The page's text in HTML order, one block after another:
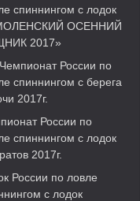
спиннингом с лодок
ОСЕННИЙ
2017»
России по
спиннингом с берега
2017г.
России по
спиннингом с лодок
2017г.
России по ловле
с лодок